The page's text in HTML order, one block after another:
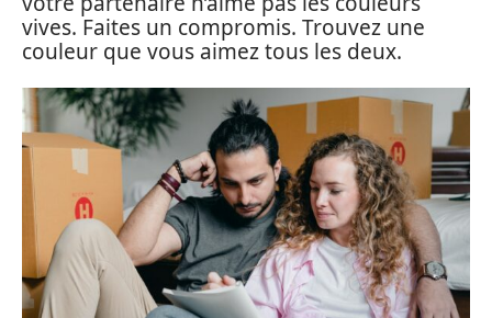
vives. Faites un compromis. Trouvez une
couleur que vous aimez tous les deux.